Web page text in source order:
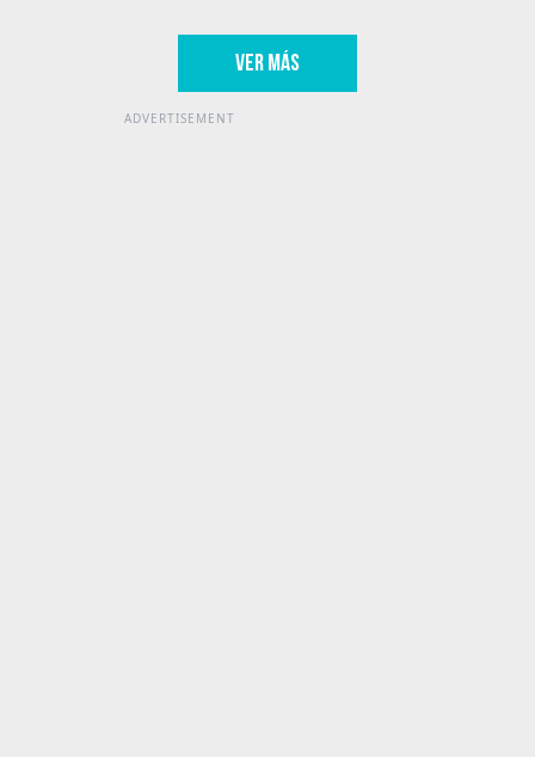
VER MÁS